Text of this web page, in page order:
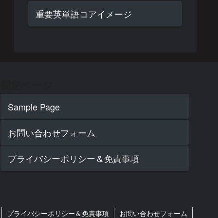
重要英単語コアイメージ
Sample Page
お問い合わせフォーム
プライバシーポリシー＆免責事項
プライバシーポリシー＆免責事項 お問い合わせフォーム